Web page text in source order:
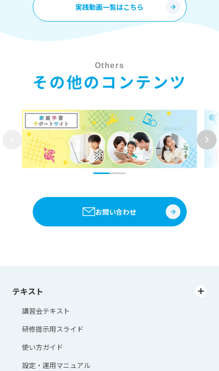
実践動画一覧はこちら
Others
その他のコンテンツ
お問い合わせ
テキスト
講習会テキスト
研修提示用スライド
使い方ガイド
設定・運用マニュアル